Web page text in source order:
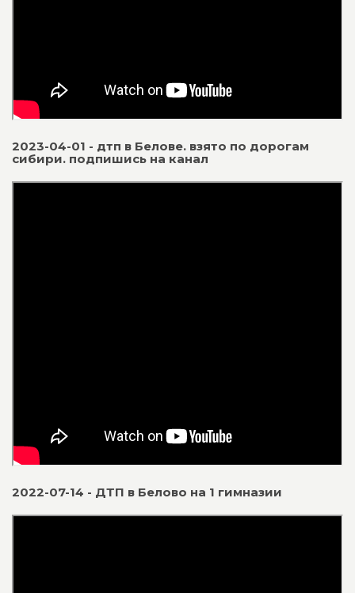
2023-04-01 - дтп в Белове. взято по дорогам
сибири. подпишись на канал
2022-07-14 - ДТП в Белово на 1 гимназии